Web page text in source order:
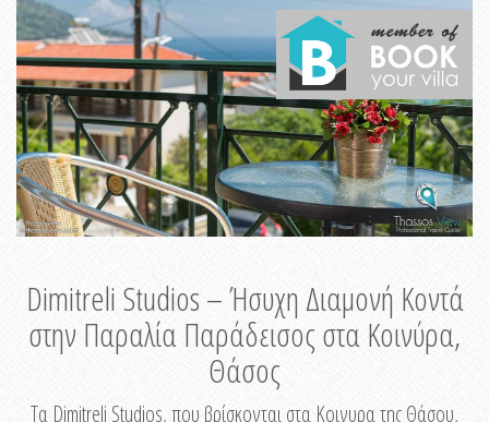
Dimitreli Studios – Ήσυχη Διαμονή Κοντά
στην Παραλία Παράδεισος στα Κοινύρα,
Θάσος
Τα Dimitreli Studios, που βρίσκονται στα Κοινυρα της Θάσου,